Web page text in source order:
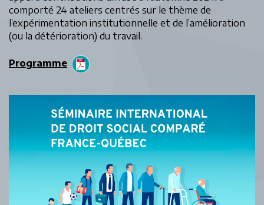
comporté 24 ateliers centrés sur le thème de
l’expérimentation institutionnelle et de l’amélioration
(ou la détérioration) du travail.
Programme